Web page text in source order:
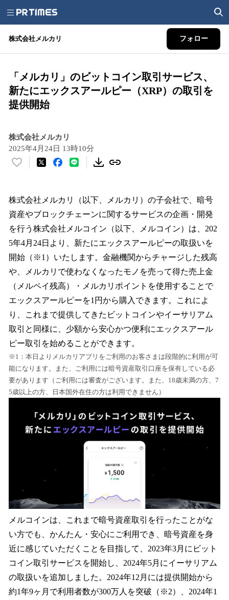
株式会社メルカリ フォロー
「メルカリ」のビットコイン取引サービス、
新たにエックスアールピー（XRP）の取引を
提供開始
株式会社メルカリ
2025年4月24日 13時10分
い
！
数
を
読
み
込
み
中
で
株式会社メルカリ（以下、メルカリ）の子会社で、暗号
資産やブロックチェーンに関するサービスの企画・開発
を行う株式会社メルコイン（以下、メルコイン）は、202
5年4月24日より、新たにエックスアールピーの取扱いを
開始（※1）いたします。金融機関からチャージした残高
や、メルカリで使わなくなったモノを売って得た売上金
（メルペイ残高）・メルカリポイントを使用することで
エックスアールピーを1円から購入できます。これによ
り、これまで提供してきたビットコインやイーサリアム
取引と同様に、少額から安心かつ便利にエックスアール
ピー取引を始めることができます。
※1：本日よりメルカリアプリをご利用のお客さまは段階的に利用が可
能になります。また、ご利用には暗号資産取引口座を保有している必
要があります（ご利用には審査がございます。また、18歳未満の方、7
5歳以上の方、日本国外在住の方は利用できません）
メルコインは、これまで暗号資産取引を行ったことがな
い方でも、かんたん・安心にご利用でき、暗号資産を身
近に感じていただくことを目指して、2023年3月にビット
コイン取引サービスを開始し、2024年5月にイーサリアム
の取扱いを追加しました。2024年12月には提供開始から
約1年9ヶ月で利用者数が300万人を突破（※2）、2024年1